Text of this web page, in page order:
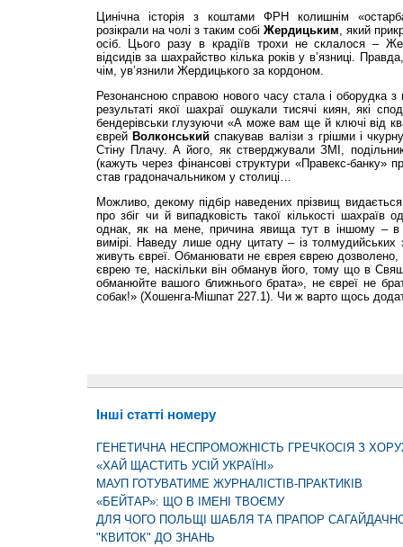
Цинічна історія з коштами ФРН колишнім
розікрали на чолі з таким собіЖердицьким , який
осіб. Цього разу в крадіїв трохи не склалося –
відсидів за шахрайство кілька років у в’язниці.
чім, ув’язнили Жердицького за кордоном.
Резонансною справою нового часу стала і оборудка
результаті якої шахраї ошукали тисячі киян, які
бендерівськи глузуючи «А може вам ще й ключі від
єврей Волконськийспакував валізи з грішми і
Стіну Плачу. А його, як стверджували ЗМІ,
(кажуть через фінансові структури «Правекс-банку»
став градоначальником у столиці…
Можливо, декому підбір наведених прізвищ
про збіг чи й випадковість такої кількості шахраїв
однак, як на мене, причина явища тут в іншому – в
вимірі. Наведу лише одну цитату – із толмудийських
живуть євреї. Обманювати не єврея єврею дозволено,
єврею те, наскільки він обманув його, тому що в
обманюйте вашого ближнього брата», не євреї не
собак!» (Хошенга-Мішпат 227.1). Чи ж варто щось
Інші статті номеру
ГЕНЕТИЧНА НЕСПРОМОЖНІСТЬ ГРЕЧКОСІЯ З
«ХАЙ ЩАСТИТЬ УСІЙ УКРАЇНІ»
МАУП ГОТУВАТИМЕ ЖУРНАЛІСТІВ-ПРАКТИКІВ
«БЕЙТАР»: ЩО В ІМЕНІ ТВОЄМУ
ДЛЯ ЧОГО ПОЛЬЩІ ШАБЛЯ ТА ПРАПОР
"КВИТОК" ДО ЗНАНЬ